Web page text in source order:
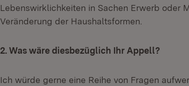
Lebenswirklichkeiten in Sachen Erwerb oder
Veränderung der Haushaltsformen.
2. Was wäre diesbezüglich Ihr Appell?
Ich würde gerne eine Reihe von Fragen